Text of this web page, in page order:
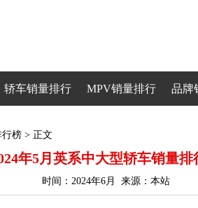
轿车销量排行 MPV销量排行 品牌
行榜 > 正文
年5月英系中大型轿车销量排
时间：2024年6月 来源：本站